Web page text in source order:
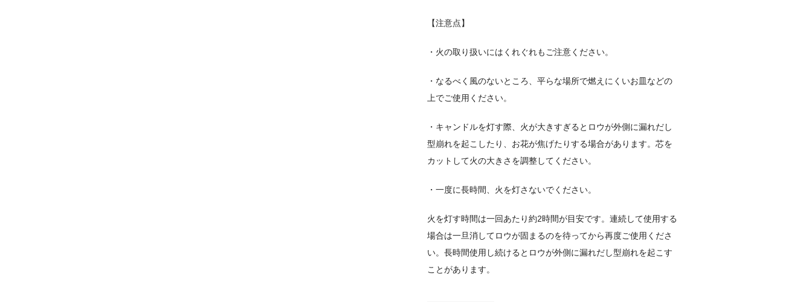
【注意点】
・火の取り扱いにはくれぐれもご注意ください。
・なるべく風のないところ、平らな場所で燃えにくいお皿などの
上でご使用ください。
・キャンドルを灯す際、火が大きすぎるとロウが外側に漏れだし
型崩れを起こしたり、お花が焦げたりする場合があります。芯を
カットして火の大きさを調整してください。
・一度に長時間、火を灯さないでください。
火を灯す時間は一回あたり約2時間が目安です。 連続して使用する
場合は一旦消してロウが固まるのを待ってから再度ご使用くださ
い。長時間使用し続けるとロウが外側に漏れだし型崩れを起こす
ことがあります。